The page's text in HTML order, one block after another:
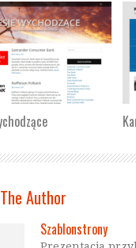
Author
Szablonstrony